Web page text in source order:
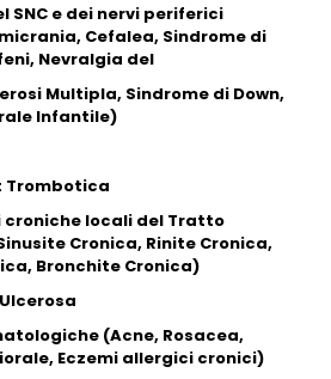
SNC e dei nervi periferici
Cefalea, Sindrome di
Nevralgia del
Multipla, Sindrome di Down,
Infantile)
Trombotica
locali del Tratto
Cronica, Rinite Cronica,
Bronchite Cronica)
(Acne, Rosacea,
Eczemi allergici cronici)